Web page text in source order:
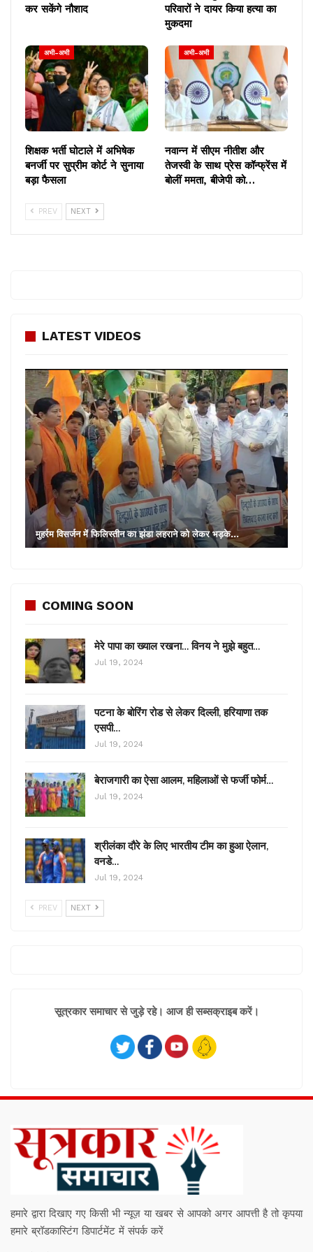
कर सकेंगे नौशाद
परिवारों ने दायर किया हत्या का
मुकदमा
अभी-अभी
शिक्षक भर्ती घोटाले में अभिषेक
बनर्जी पर सुप्रीम कोर्ट ने सुनाया
बड़ा फैसला
अभी-अभी
नवान्न में सीएम नीतीश और
तेजस्वी के साथ प्रेस कॉन्फ्रेंस में
बोलीं ममता, बीजेपी को…
PREV NEXT
LATEST VIDEOS
मुहर्रम विसर्जन में फिलिस्तीन का झंडा लहराने को लेकर भड़के…
COMING SOON
मेरे पापा का ख्याल रखना… विनय ने मुझे बहुत…
Jul 19, 2024
पटना के बोरिंग रोड से लेकर दिल्ली, हरियाणा तक
एसपी…
Jul 19, 2024
बेराजगारी का ऐसा आलम, महिलाओं से फर्जी फोर्म…
Jul 19, 2024
श्रीलंका दौरे के लिए भारतीय टीम का हुआ ऐलान,
वनडे…
Jul 19, 2024
PREV NEXT
सूत्रकार समाचार से जुड़े रहे। आज ही सब्सक्राइब करें।
हमारे द्वारा दिखाए गए किसी भी न्यूज़ या खबर से आपको अगर आपत्ती है तो कृपया
हमारे ब्रॉडकास्टिंग डिपार्टमेंट में संपर्क करें